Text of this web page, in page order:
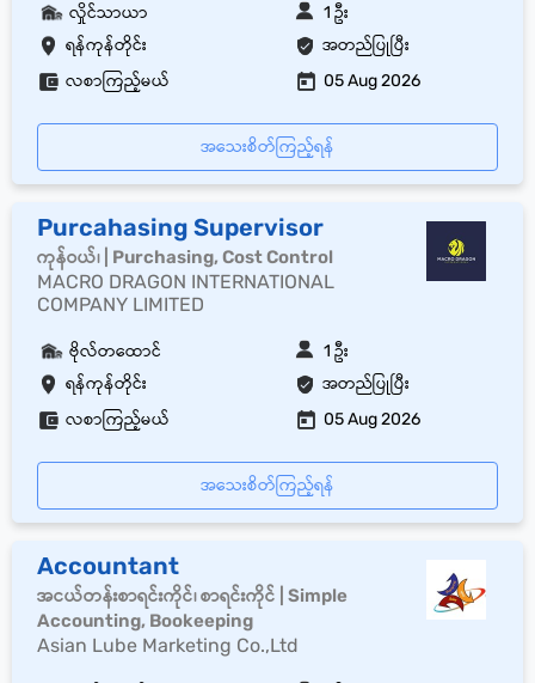
ရန်ကုန်တိုင်း အတည်ပြုပြီး
လှိုင်သာယာ 1 ဦး
လစာကြည့်မယ် 05 Aug 2026
အသေးစိတ်ကြည့်ရန်
Purcahasing Supervisor
ကုန်ဝယ်၊ | Purchasing, Cost Control
MACRO DRAGON INTERNATIONAL
COMPANY LIMITED
ရန်ကုန်တိုင်း အတည်ပြုပြီး
ဗိုလ်တထောင် 1 ဦး
လစာကြည့်မယ် 05 Aug 2026
အသေးစိတ်ကြည့်ရန်
Accountant
အငယ်တန်းစာရင်းကိုင်၊ စာရင်းကိုင် | Simple
Accounting, Bookeeping
Asian Lube Marketing Co.,Ltd